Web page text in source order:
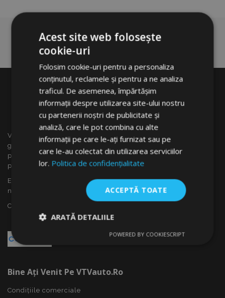
VTVauto este un vânzător cu amănuntul și distrubuitor en
gros al accesoriilor auto din Slovacia, cum ar fi: capace
pentru roti, deflectoare pentru geamuri(paravînturi), huse
pentru autoturisme, covorașe, huse și rame cromate ...
Ești interesat de dropshipping sau vrei să devii partenerul
nostru?
Contactează-ne azi!
Bine Ați Venit Pe VTVauto.ro
Condițiile comerciale
Acest site web folosește
cookie-uri
Folosim cookie-uri pentru a personaliza
conținutul, reclamele și pentru a ne analiza
traficul. De asemenea, împărtășim
informații despre utilizarea site-ului nostru
cu partenerii noștri de publicitate și
analiză, care le pot combina cu alte
informații pe care le-ați furnizat sau pe
care le-au colectat din utilizarea serviciilor
lor. Politica de confidențialitate
ACCEPTĂ TOATE
ARATĂ DETALIILE
necesare
De
De
POWERED BY COOKIESCRIPT